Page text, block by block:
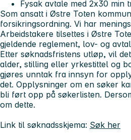
Fysak avtale med 2x30 min
Som ansatt i Østre Toten
forsikringsordning. Vi har
Arbeidstakere tilsettes i Østre
gjeldende reglement, lov- og
Etter søknadsfristens utløp, vil
alder, stilling eller yrkestittel og
gjøres unntak fra innsyn for
det. Opplysninger om en søker
bli ført opp på søkerlisten.
om dette.
Link til søknadsskjema: Søk her